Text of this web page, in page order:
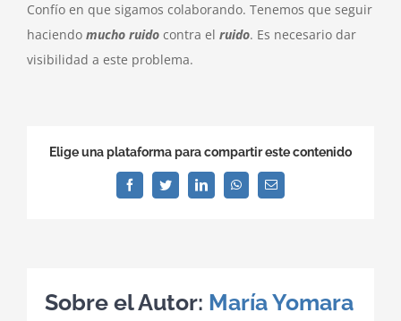
Confío en que sigamos colaborando. Tenemos que seguir
haciendo mucho ruido contra el ruido. Es necesario dar
visibilidad a este problema.
Elige una plataforma para compartir este contenido
FacebookTwitterLinkedInWhatsAppCorreo
electrónico
Sobre el Autor: María Yomara